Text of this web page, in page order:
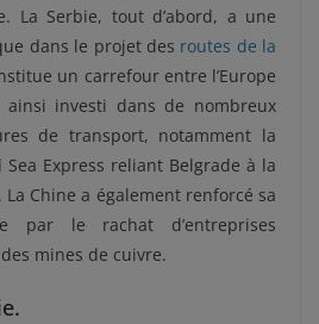
La Serbie, tout d’abord, a une
dans le projet des routes de la
un carrefour entre l’Europe
ainsi investi dans de nombreux
de transport, notamment la
Express reliant Belgrade à la
La Chine a également renforcé sa
par le rachat d’entreprises
mines de cuivre.